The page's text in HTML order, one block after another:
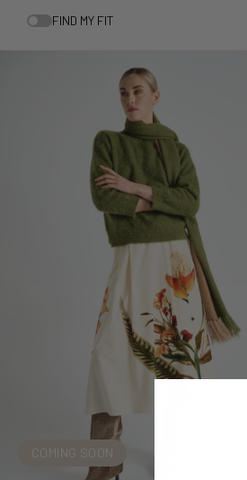
Blazers en
Broches
Marie Méro
cadeaubon
FIND MY FIT
COMING SOON